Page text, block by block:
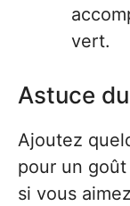
vert.
Astuce
Ajoutez
pour un
si vous